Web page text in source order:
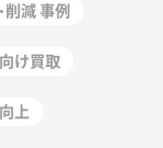
削減 事例
け買取
上